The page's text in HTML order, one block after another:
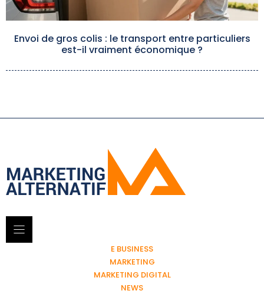
Envoi de gros colis : le transport entre particuliers
est-il vraiment économique ?
E BUSINESS
MARKETING
MARKETING DIGITAL
NEWS